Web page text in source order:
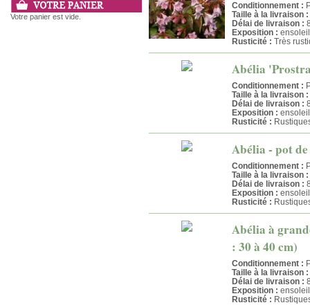
Votre panier est vide.
Conditionnement :
Taille à la livraison :
Délai de livraison :
Exposition :
Rusticité : Très
Abélia
Conditionnement :
Taille à la livraison :
Délai de livraison :
Exposition :
Rusticité :
Abélia - pot
Conditionnement :
Taille à la livraison :
Délai de livraison :
Exposition :
Rusticité :
Abélia à
: 30 à 40 cm)
Conditionnement :
Taille à la livraison :
Délai de livraison :
Exposition :
Rusticité :